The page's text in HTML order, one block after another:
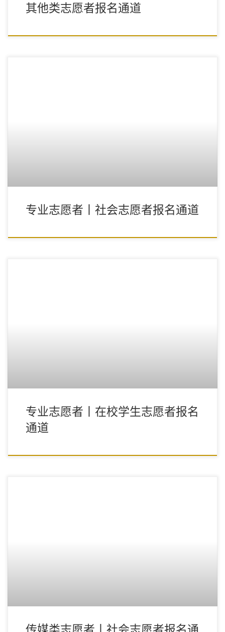
其他类志愿者报名通道
专业志愿者丨社会志愿者报名通道
专业志愿者丨在校学生志愿者报名
通道